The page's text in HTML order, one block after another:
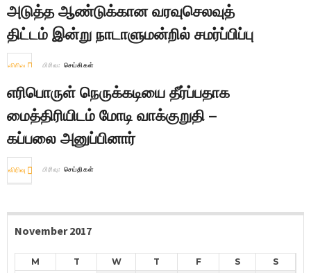
அடுத்த ஆண்டுக்கான வரவுசெலவுத்
திட்டம் இன்று நாடாளுமன்றில் சமர்ப்பிப்பு
விரிவு பிரிவு: செய்திகள்
எரிபொருள் நெருக்கடியை தீர்ப்பதாக
மைத்திரியிடம் மோடி வாக்குறுதி –
கப்பலை அனுப்பினார்
விரிவு பிரிவு: செய்திகள்
November 2017
M T W T F S S